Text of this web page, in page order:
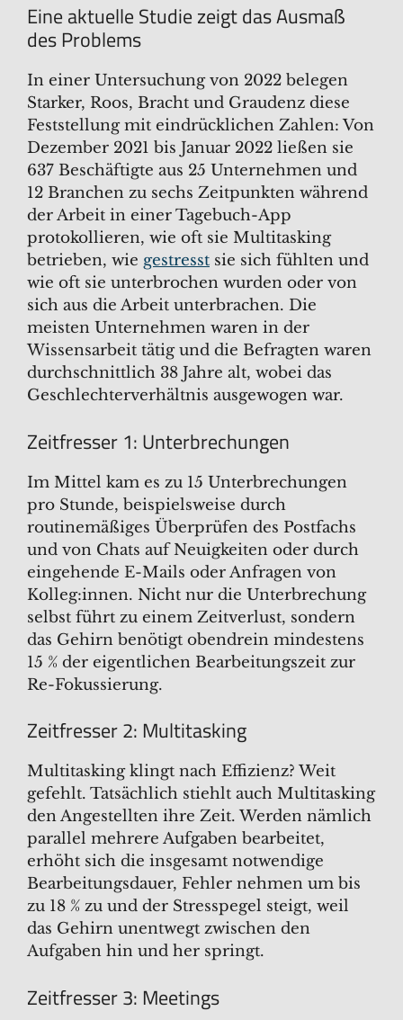
Eine aktuelle Studie zeigt das Ausmaß
des Problems
In einer Untersuchung von 2022 belegen
Starker, Roos, Bracht und Graudenz diese
Feststellung mit eindrücklichen Zahlen: Von
Dezember 2021 bis Januar 2022 ließen sie
637 Beschäftigte aus 25 Unternehmen und
12 Branchen zu sechs Zeitpunkten während
der Arbeit in einer Tagebuch-App
protokollieren, wie oft sie Multitasking
betrieben, wie gestresst sie sich fühlten und
wie oft sie unterbrochen wurden oder von
sich aus die Arbeit unterbrachen. Die
meisten Unternehmen waren in der
Wissensarbeit tätig und die Befragten waren
durchschnittlich 38 Jahre alt, wobei das
Geschlechterverhältnis ausgewogen war.
Zeitfresser 1: Unterbrechungen
Im Mittel kam es zu 15 Unterbrechungen
pro Stunde, beispielsweise durch
routinemäßiges Überprüfen des Postfachs
und von Chats auf Neuigkeiten oder durch
eingehende E-Mails oder Anfragen von
Kolleg:innen. Nicht nur die Unterbrechung
selbst führt zu einem Zeitverlust, sondern
das Gehirn benötigt obendrein mindestens
15 % der eigentlichen Bearbeitungszeit zur
Re-Fokussierung.
Zeitfresser 2: Multitasking
Multitasking klingt nach Effizienz? Weit
gefehlt. Tatsächlich stiehlt auch Multitasking
den Angestellten ihre Zeit. Werden nämlich
parallel mehrere Aufgaben bearbeitet,
erhöht sich die insgesamt notwendige
Bearbeitungsdauer, Fehler nehmen um bis
zu 18 % zu und der Stresspegel steigt, weil
das Gehirn unentwegt zwischen den
Aufgaben hin und her springt.
Zeitfresser 3: Meetings